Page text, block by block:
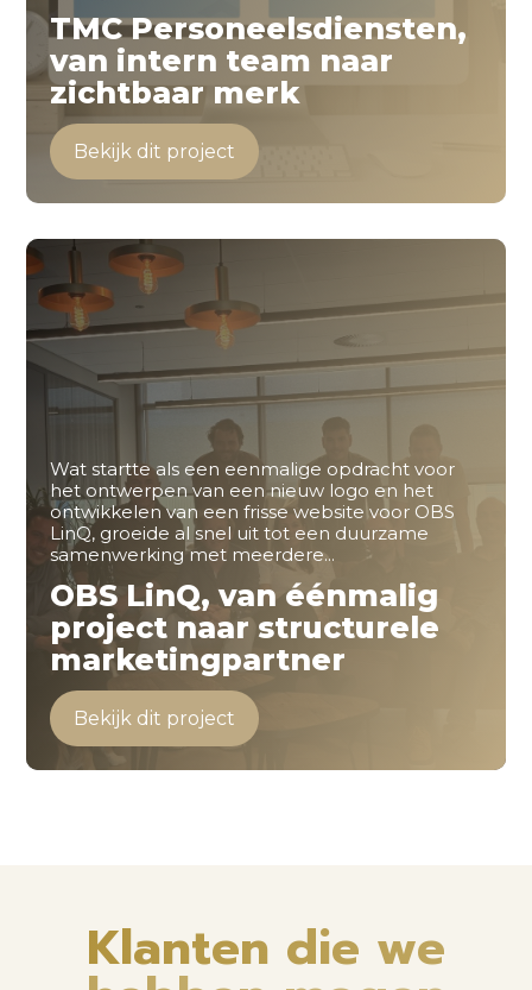
TMC Personeelsdiensten,
van intern team naar
zichtbaar merk
Bekijk dit project
Wat startte als een eenmalige opdracht voor
het ontwerpen van een nieuw logo en het
ontwikkelen van een frisse website voor OBS
LinQ, groeide al snel uit tot een duurzame
samenwerking met meerdere...
OBS LinQ, van éénmalig
project naar structurele
marketingpartner
Bekijk dit project
Klanten die we